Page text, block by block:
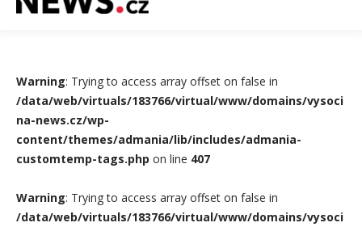
Warning: Trying to access array offset on false in
/data/web/virtuals/183766/virtual/www/domains/vysoci
na-news.cz/wp-
content/themes/admania/lib/includes/admania-
customtemp-tags.php on line 407
Warning: Trying to access array offset on false in
/data/web/virtuals/183766/virtual/www/domains/vysoci